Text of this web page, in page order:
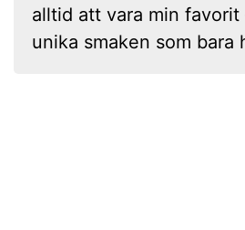
alltid att vara min favorit
unika smaken som bara